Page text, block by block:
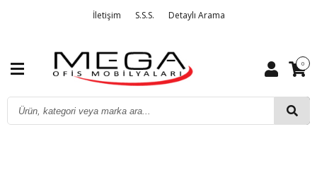
İletişim S.S.S. Detaylı Arama
0